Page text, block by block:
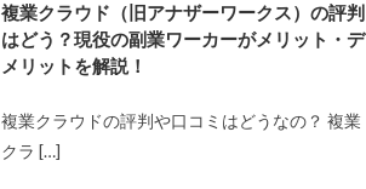
複業クラウド（旧アナザーワークス）の評判
はどう？現役の副業ワーカーがメリット・デ
メリットを解説！
複業クラウドの評判や口コミはどうなの？ 複業
クラ […]